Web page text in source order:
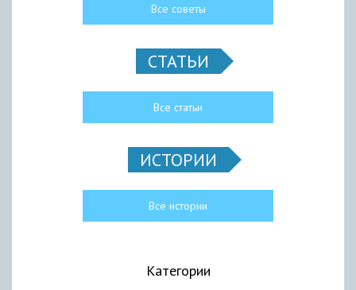
Все советы
СТАТЬИ
Все статьи
ИСТОРИИ
Все истории
Категории